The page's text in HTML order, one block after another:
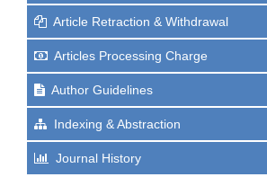
Article Retraction & Withdrawal
Articles Processing Charge
Author Guidelines
Indexing & Abstraction
Journal History